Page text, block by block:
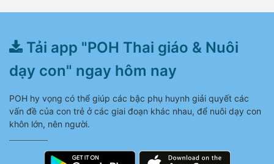
Tải app "POH Thai giáo & Nuôi
dạy con" ngay hôm nay
POH hy vọng có thể giúp các bậc phụ huynh giải quyết các
vấn đề của con trẻ ở các giai đoạn khác nhau, để nuôi dạy con
khôn lớn, nên người.